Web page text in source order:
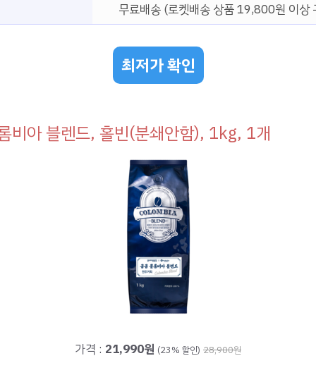
무료배송 (로켓배송 상품 19,800원 이상
최저가 확인
비아 블렌드, 홀빈(분쇄안함), 1kg, 1개
가격 : 21,990원 (23% 할인) 28,900원